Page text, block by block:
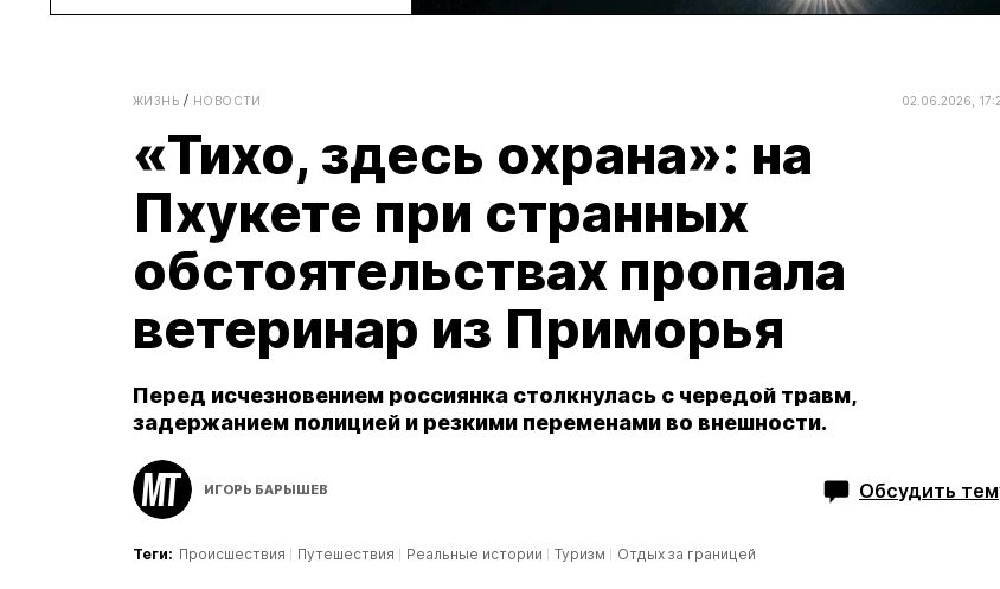
ЖИЗНЬ НОВОСТИ 02.06.2026,
«Тихо, здесь охрана»: на
Пхукете при странных
обстоятельствах пропала
ветеринар из Приморья
Перед исчезновением россиянка столкнулась с чередой травм,
задержанием полицией и резкими переменами во внешности.
ИГОРЬ БАРЫШЕВ Обсудить
Теги: Происшествия Путешествия Реальные истории Туризм Отдых за границей